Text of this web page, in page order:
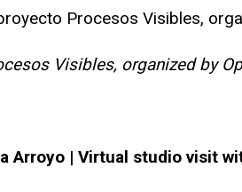
Procesos Visibles,
Visibles, organized by
Arroyo | Virtual studio visit